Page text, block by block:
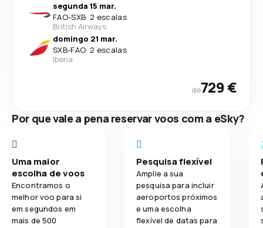
segunda 15 mar.
FAO-SXB· 2 escalas
British Airways
domingo 21 mar.
SXB-FAO· 2 escalas
Iberia
de729 €
Por que vale a pena reservar voos com a eSky?
Uma maior
escolha de voos
Encontramos o
melhor voo para si
em segundos em
mais de 500
Pesquisa flexível
Amplie a sua
pesquisa para incluir
aeroportos próximos
e uma escolha
flexível de datas para